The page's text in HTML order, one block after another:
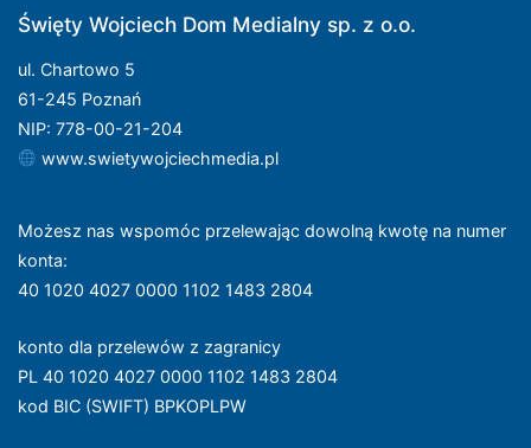
Święty Wojciech Dom Medialny sp. z o.o.
ul. Chartowo 5
61-245 Poznań
NIP: 778-00-21-204
www.swietywojciechmedia.pl
Możesz nas wspomóc przelewając dowolną kwotę na numer
konta:
40 1020 4027 0000 1102 1483 2804
konto dla przelewów z zagranicy
PL 40 1020 4027 0000 1102 1483 2804
kod BIC (SWIFT) BPKOPLPW